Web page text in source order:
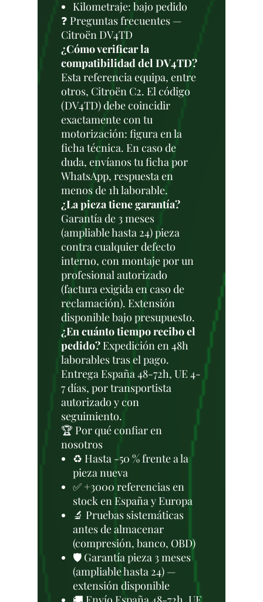
Kilometraje: bajo pedido
❓ Preguntas frecuentes —
Citroën DV4TD
¿Cómo verificar la
compatibilidad del DV4TD?
Esta referencia equipa, entre
otros, Citroën C2. El código
(DV4TD) debe coincidir
exactamente con tu
motorización: figura en la
ficha técnica. En caso de
duda, envíanos tu ficha por
WhatsApp, respuesta en
menos de 1h laborable.
¿La pieza tiene garantía?
Garantía de 3 meses
(ampliable hasta 24) pieza
contra cualquier defecto
interno, con montaje por un
profesional autorizado
(factura exigida en caso de
reclamación). Extensión
disponible bajo presupuesto.
¿En cuánto tiempo recibo el
pedido? Expedición en 48h
laborables tras el pago.
Entrega España 48-72h, UE 4-
7 días, por transportista
autorizado y con
seguimiento.
🏆 Por qué confiar en
nosotros
♻️ Hasta -50 % frente a la
pieza nueva
✅ +3000 referencias en
stock en España y Europa
🔬 Pruebas sistemáticas
antes de almacenar
(compresión, banco, OBD)
🛡️ Garantía pieza 3 meses
(ampliable hasta 24) —
extensión disponible